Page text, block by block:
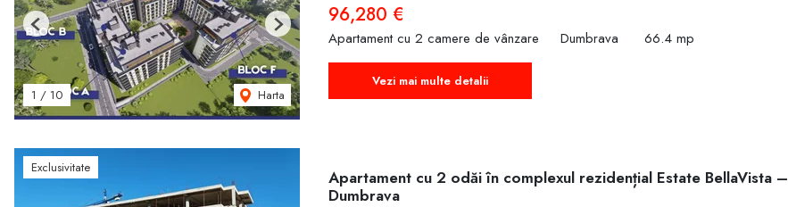
1 / 10 Harta
Previous Next
96,280 €
Apartament cu 2 camere de vânzare Dumbrava 66.4 mp
Vezi mai multe detalii
Exclusivitate
Apartament cu 2 odăi în complexul rezidențial Estate BellaVista –
Dumbrava